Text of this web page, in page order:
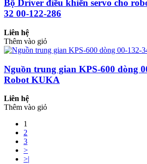
Bộ Driver điều khiển servo cho
32 00-122-286
Liên hệ
Thêm vào giỏ
Nguồn trung gian KPS-600 dòng
Robot KUKA
Liên hệ
Thêm vào giỏ
1
2
3
>
>|